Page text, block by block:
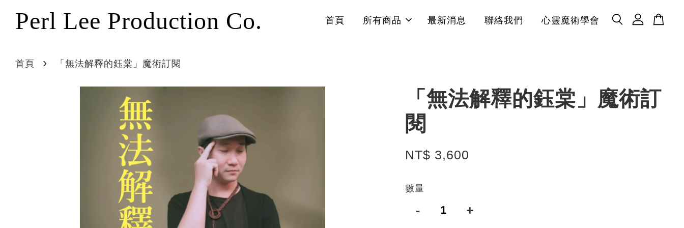
Perl Lee Production Co. 首頁 所有商品 最新消息 聯絡我們 心靈魔術學會
首頁 › 「無法解釋的鈺棠」魔術訂閱
「無法解釋的鈺棠」魔術訂
閱
NT$ 3,600
數量
- +